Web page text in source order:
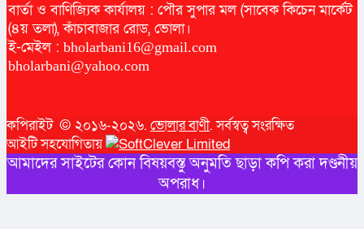
বার্তা ও বাণিজ্যিক কার্যালয় : পৌর সুপার মল (সাবেক কিচেন মার্কেট
(৪য় তলা), কাঁচাবাজার রোড, ভোলা।
ই-মেইল : bholarbani16@gmail.com
bholarbani@yahoo.com
কপিরাইট © ২০১৬-২০২৬. ভোলার বাণী. সর্বস্বত্ব সংরক্ষিত
আইটি সহযোগিতায়
আমাদের সাইটের কোন বিষয়বস্তু অনুমতি ছাড়া কপি করা দণ্ডনীয়
অপরাধ।